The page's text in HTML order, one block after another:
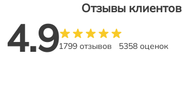
Отзывы клиентов
4.91799 отзывов 5358 оценок